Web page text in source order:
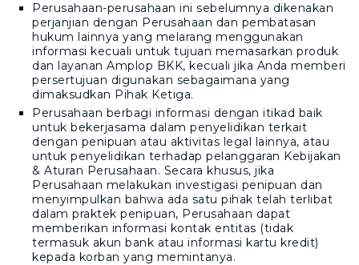
Perusahaan-perusahaan ini sebelumnya dikenakan
perjanjian dengan Perusahaan dan pembatasan
hukum lainnya yang melarang menggunakan
informasi kecuali untuk tujuan memasarkan produk
dan layanan Amplop BKK, kecuali jika Anda memberi
persertujuan digunakan sebagaimana yang
dimaksudkan Pihak Ketiga.
Perusahaan berbagi informasi dengan itikad baik
untuk bekerjasama dalam penyelidikan terkait
dengan penipuan atau aktivitas legal lainnya, atau
untuk penyelidikan terhadap pelanggaran Kebijakan
& Aturan Perusahaan. Secara khusus, jika
Perusahaan melakukan investigasi penipuan dan
menyimpulkan bahwa ada satu pihak telah terlibat
dalam praktek penipuan, Perusahaan dapat
memberikan informasi kontak entitas (tidak
termasuk akun bank atau informasi kartu kredit)
kepada korban yang memintanya.